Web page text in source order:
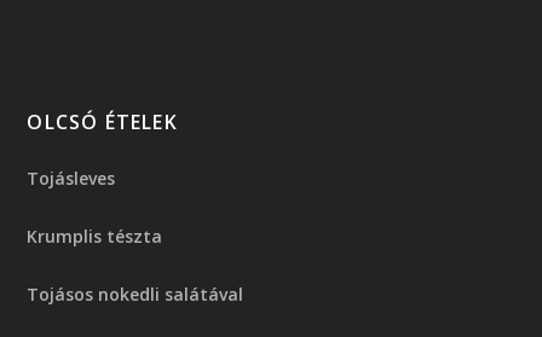
OLCSÓ ÉTELEK
Tojásleves
Krumplis tészta
Tojásos nokedli salátával